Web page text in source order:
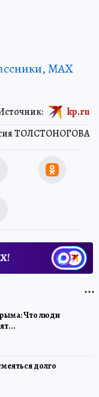
,MAX
ТОЛСТОНОГОВА
kp.ru
Что люди
долго